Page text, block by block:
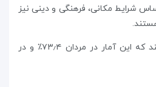
شرایط مکانی، فرهنگی و دینی نیز
۶۱٪ مردم هند باسواد هستند که این آمار در مردان ۷۳٫۴٪ و در